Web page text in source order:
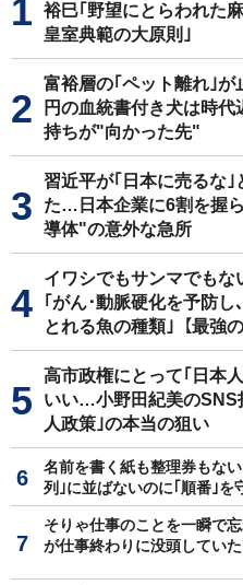
裕巳｢野望にとらわれた
皇室典範の大原則｣
富裕層の｢ペット離れ｣
円の血統書付き犬は時
持ちが"向かった先"
習近平が｢日本に売るな｣
た…日本企業に6割を握
導体"の意外な急所
イワシでもサンマでもな
｢がん･動脈硬化を予防
とれる魚の種類｣【最強
高市政権にとって｢日本
いい…小野田紀美のSNS
人政策｣の本当の狙い
名前を書く紙も整理券もな
列｣に並ばないのに｢順番｣を
そりゃ仕事のことを一瞬で
が仕事終わりに没頭してい